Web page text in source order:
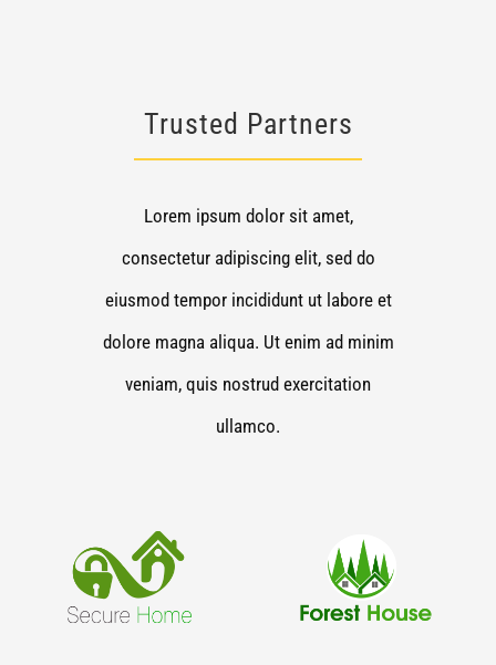
Trusted Partners
Lorem ipsum dolor sit amet,
consectetur adipiscing elit, sed do
eiusmod tempor incididunt ut labore et
dolore magna aliqua. Ut enim ad minim
veniam, quis nostrud exercitation
ullamco.